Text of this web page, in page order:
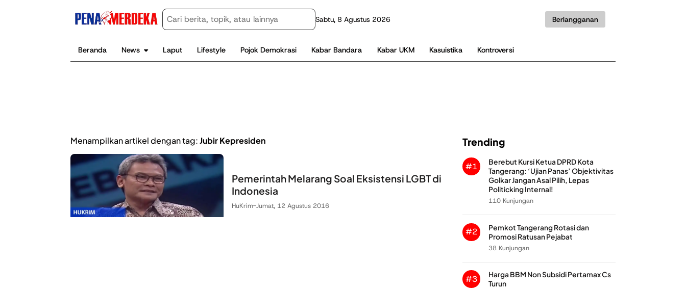
Sabtu, 8 Agustus 2026 Berlangganan
Beranda News Laput Lifestyle Pojok Demokrasi Kabar Bandara Kabar UKM Kasuistika Kontroversi
Menampilkan artikel dengan tag:Jubir Kepresiden
Pemerintah Melarang Soal Eksistensi LGBT di
Indonesia
HuKrim-Jumat, 12 Agustus 2016
Trending
#1
Berebut Kursi Ketua DPRD Kota
Tangerang: ‘Ujian Panas’ Objektivitas
Golkar Jangan Asal Pilih, Lepas
Politicking Internal!
110 Kunjungan
#2
Pemkot Tangerang Rotasi dan
Promosi Ratusan Pejabat
38 Kunjungan
#3
Harga BBM Non Subsidi Pertamax Cs
Turun